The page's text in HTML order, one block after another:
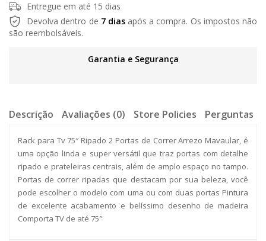
Entregue em até 15 dias
Devolva dentro de 7 diasapós a compra. Os impostos não
são reembolsáveis.
Garantia e Segurança
Descrição Avaliações (0) Store Policies Perguntas
Rack para Tv 75″ Ripado 2 Portas de Correr Arrezo Mavaular, é
uma opção linda e super versátil que traz portas com detalhe
ripado e prateleiras centrais, além de amplo espaço no tampo.
Portas de correr ripadas que destacam por sua beleza, você
pode escolher o modelo com uma ou com duas portas Pintura
de excelente acabamento e belíssimo desenho de madeira
Comporta TV de até 75″